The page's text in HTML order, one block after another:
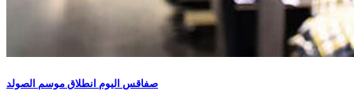
صفاقس اليوم انطلاق موسم الصولد